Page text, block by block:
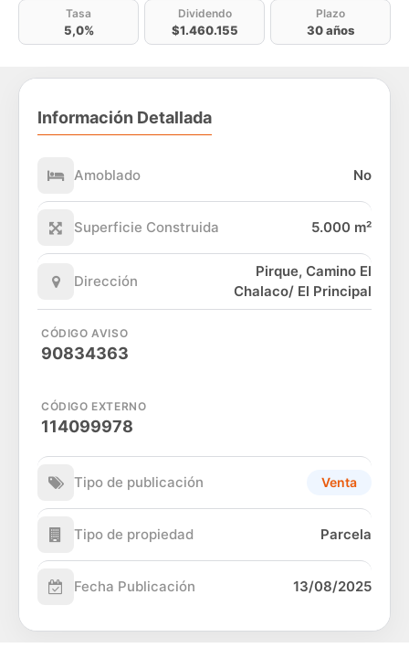
Tasa
5,0%
Dividendo
$1.460.155
Plazo
30 años
Información Detallada
Amoblado No
Superficie Construida 5.000 m²
Dirección
Pirque, Camino El
Chalaco/ El Principal
CÓDIGO AVISO
90834363
CÓDIGO EXTERNO
114099978
Tipo de publicación Venta
Tipo de propiedad Parcela
Fecha Publicación 13/08/2025